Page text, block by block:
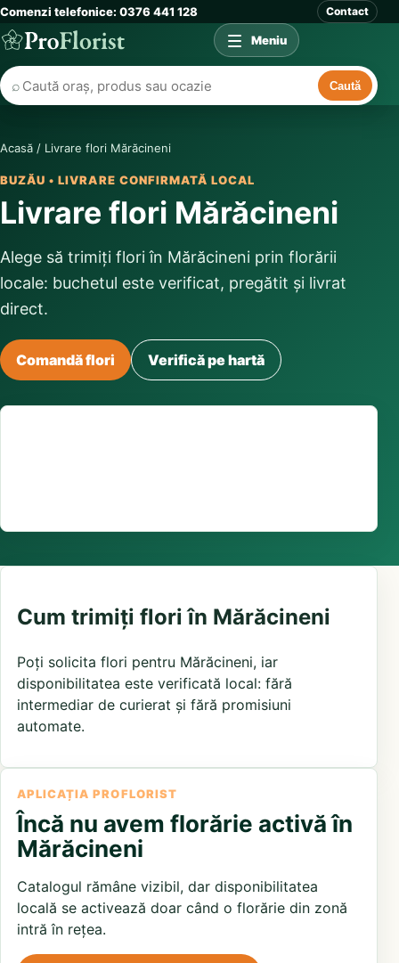
Comenzi telefonice: 0376 441 128 Contact
⌕ Caută
Meniu
Acasă / Livrare flori Mărăcineni
BUZĂU • LIVRARE CONFIRMATĂ LOCAL
Livrare flori Mărăcineni
Alege să trimiți flori în Mărăcineni prin florării
locale: buchetul este verificat, pregătit și livrat
direct.
Comandă flori Verifică pe hartă
Cum trimiți flori în Mărăcineni
Poți solicita flori pentru Mărăcineni, iar
disponibilitatea este verificată local: fără
intermediar de curierat și fără promisiuni
automate.
APLICAȚIA PROFLORIST
Încă nu avem florărie activă în
Mărăcineni
Catalogul rămâne vizibil, dar disponibilitatea
locală se activează doar când o florărie din zonă
intră în rețea.